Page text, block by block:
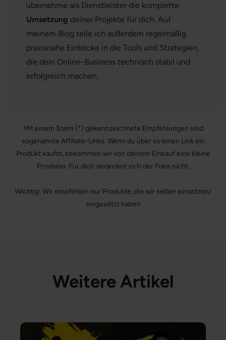
übernehme als Dienstleister die komplette
Umsetzung deiner Projekte für dich. Auf
meinem Blog teile ich außerdem regelmäßig
praxisnahe Einblicke in die Tools und Strategien,
die dein Online-Business technisch stabil und
erfolgreich machen.
Mit einem Stern (*) gekennzeichnete Empfehlungen sind
sogenannte Affiliate-Links. Wenn du über so einen Link ein
Produkt kaufst, bekommen wir von deinem Einkauf eine kleine
Provision. Für dich verändert sich der Preis nicht.
Wichtig: Wir empfehlen nur Produkte, die wir selber einsetzen/
eingesetzt haben
Weitere Artikel